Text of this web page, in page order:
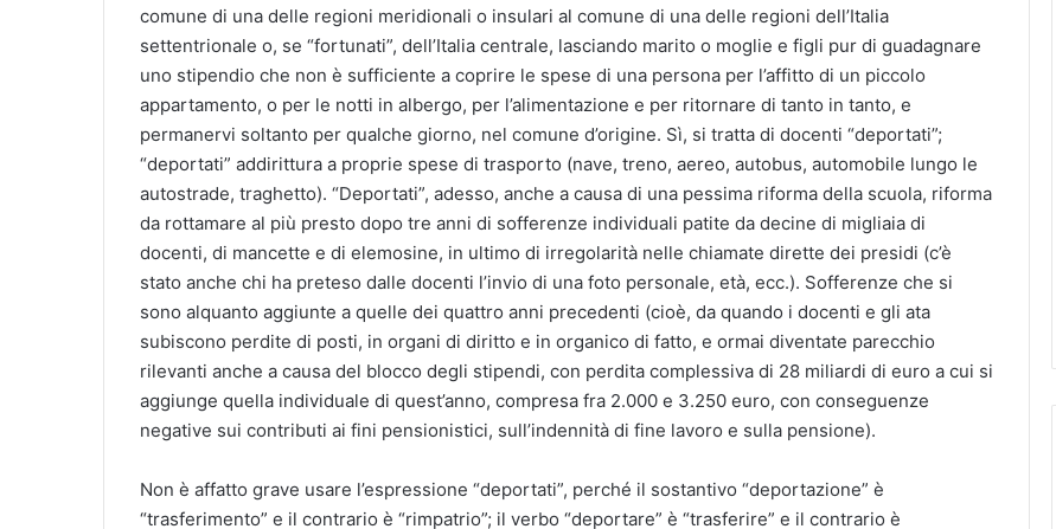
comune di una delle regioni meridionali o insulari al comune di una delle regioni dell’Italia
settentrionale o, se “fortunati”, dell’Italia centrale, lasciando marito o moglie e figli pur di guadagnare
uno stipendio che non è sufficiente a coprire le spese di una persona per l’affitto di un piccolo
appartamento, o per le notti in albergo, per l’alimentazione e per ritornare di tanto in tanto, e
permanervi soltanto per qualche giorno, nel comune d’origine. Sì, si tratta di docenti “deportati”;
“deportati” addirittura a proprie spese di trasporto (nave, treno, aereo, autobus, automobile lungo le
autostrade, traghetto). “Deportati”, adesso, anche a causa di una pessima riforma della scuola, riforma
da rottamare al più presto dopo tre anni di sofferenze individuali patite da decine di migliaia di
docenti, di mancette e di elemosine, in ultimo di irregolarità nelle chiamate dirette dei presidi (c’è
stato anche chi ha preteso dalle docenti l’invio di una foto personale, età, ecc.). Sofferenze che si
sono alquanto aggiunte a quelle dei quattro anni precedenti (cioè, da quando i docenti e gli ata
subiscono perdite di posti, in organi di diritto e in organico di fatto, e ormai diventate parecchio
rilevanti anche a causa del blocco degli stipendi, con perdita complessiva di 28 miliardi di euro a cui si
aggiunge quella individuale di quest’anno, compresa fra 2.000 e 3.250 euro, con conseguenze
negative sui contributi ai fini pensionistici, sull’indennità di fine lavoro e sulla pensione).
Non è affatto grave usare l’espressione “deportati”, perché il sostantivo “deportazione” è
“trasferimento” e il contrario è “rimpatrio”; il verbo “deportare” è “trasferire” e il contrario è